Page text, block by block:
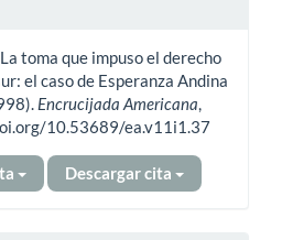
toma que impuso el derecho
el caso de Esperanza Andina
Encrucijada Americana,
10.53689/ea.v11i1.37
Descargar cita